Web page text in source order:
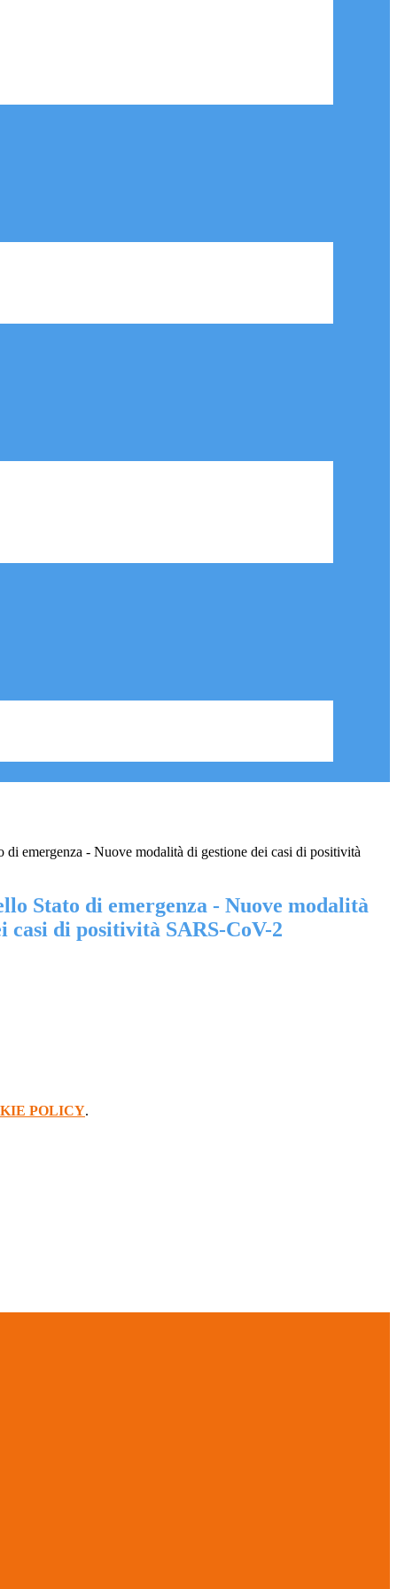
di emergenza - Nuove modalità di gestione dei casi di positività
Stato di emergenza - Nuove modalità
casi di positività SARS-CoV-2
POLICY.